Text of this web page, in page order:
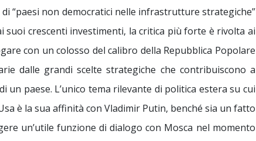
“paesi non democratici nelle infrastrutture strategiche”
suoi crescenti investimenti, la critica più forte è rivolta ai
con un colosso del calibro della Repubblica Popolare
dalle grandi scelte strategiche che contribuiscono a
un paese. L’unico tema rilevante di politica estera su cui
è la sua affinità con Vladimir Putin, benché sia un fatto
un’utile funzione di dialogo con Mosca nel momento